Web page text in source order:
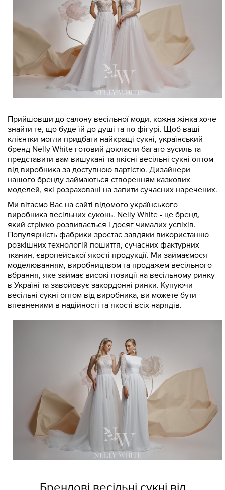
Прийшовши до салону весільної моди, кожна жінка хоче
знайти те, що буде їй до душі та по фігурі. Щоб ваші
клієнтки могли придбати найкращі сукні, український
бренд Nelly White готовий докласти багато зусиль та
представити вам вишукані та якісні весільні сукні оптом
від виробника за доступною вартістю. Дизайнери
нашого бренду займаються створенням казкових
моделей, які розраховані на запити сучасних наречених.
Ми вітаємо Вас на сайті відомого українського
виробника весільних суконь. Nelly White - це бренд,
який стрімко розвивається і досяг чималих успіхів.
Популярність фабрики зростає завдяки використанню
розкішних технологій пошиття, сучасних фактурних
тканин, європейської якості продукції. Ми займаємося
моделюванням, виробництвом та продажем весільного
вбрання, яке займає високі позиції на весільному ринку
в Україні та завойовує закордонні ринки. Купуючи
весільні сукні оптом від виробника, ви можете бути
впевненими в надійності та якості всіх нарядів.